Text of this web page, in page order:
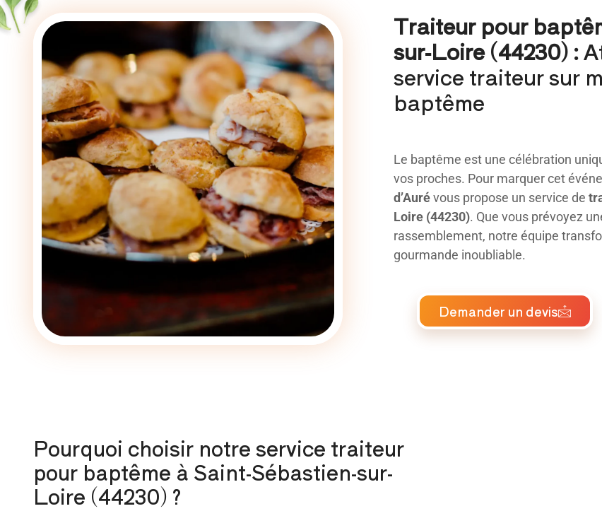
Traiteur pour
sur-Loire (44230) :
service traiteur sur
baptême
Le baptême est une célébration
vos proches. Pour marquer cet
d’Aurévous propose un service de
Loire (44230). Que vous prévoyez
rassemblement, notre équipe
gourmande inoubliable.
Demander un devis
Pourquoi choisir notre service traiteur
pour baptême à Saint-Sébastien-sur-
Loire (44230) ?